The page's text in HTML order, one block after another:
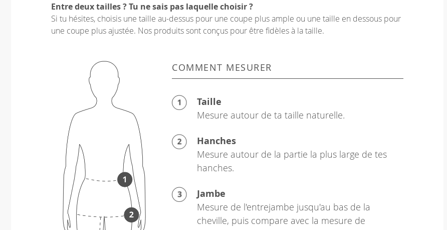
Entre deux tailles ? Tu ne sais pas laquelle choisir ?
Si tu hésites, choisis une taille au-dessus pour une coupe plus ample ou une taille en dessous pour
une coupe plus ajustée. Nos produits sont conçus pour être fidèles à la taille.
COMMENT MESURER
Taille
Mesure autour de ta taille naturelle.
Hanches
Mesure autour de la partie la plus large de tes
hanches.
Jambe
Mesure de l'entrejambe jusqu'au bas de la
cheville, puis compare avec la mesure de